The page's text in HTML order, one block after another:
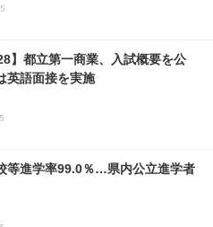
】都立第一商業、入試概要を公
語面接を実施
等進学率99.0％…県内公立進学者